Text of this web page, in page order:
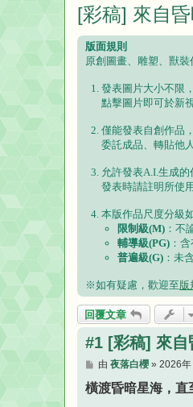
[彩稿] 來自
版面規則
原創圖畫、雕塑、獸裝
發表圖片大小不限
點擊圖片即可於新
僅能發表自創作品
委託成品、轉貼他
允許發表A.I.生成的
發表時請註明所使
本版作品尺度分級
限制級(M) ：不
輔導級(PG) ：
普遍級(G) ：未
※如有疑慮，歡迎至 版
回覆文章
#1 [彩稿] 來自
文
由 夜落白櫻» 2026年
橫渡昏暗星海，